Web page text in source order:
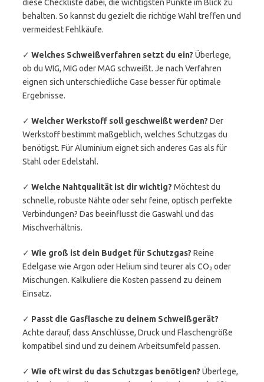
diese Checkliste dabei, die wichtigsten Punkte im Blick zu
behalten. So kannst du gezielt die richtige Wahl treffen und
vermeidest Fehlkäufe.
✓ Welches Schweißverfahren setzt du ein? Überlege,
ob du WIG, MIG oder MAG schweißt. Je nach Verfahren
eignen sich unterschiedliche Gase besser für optimale
Ergebnisse.
✓ Welcher Werkstoff soll geschweißt werden? Der
Werkstoff bestimmt maßgeblich, welches Schutzgas du
benötigst. Für Aluminium eignet sich anderes Gas als für
Stahl oder Edelstahl.
✓ Welche Nahtqualität ist dir wichtig? Möchtest du
schnelle, robuste Nähte oder sehr feine, optisch perfekte
Verbindungen? Das beeinflusst die Gaswahl und das
Mischverhältnis.
✓ Wie groß ist dein Budget für Schutzgas? Reine
Edelgase wie Argon oder Helium sind teurer als CO₂ oder
Mischungen. Kalkuliere die Kosten passend zu deinem
Einsatz.
✓ Passt die Gasflasche zu deinem Schweißgerät?
Achte darauf, dass Anschlüsse, Druck und Flaschengröße
kompatibel sind und zu deinem Arbeitsumfeld passen.
✓ Wie oft wirst du das Schutzgas benötigen? Überlege,